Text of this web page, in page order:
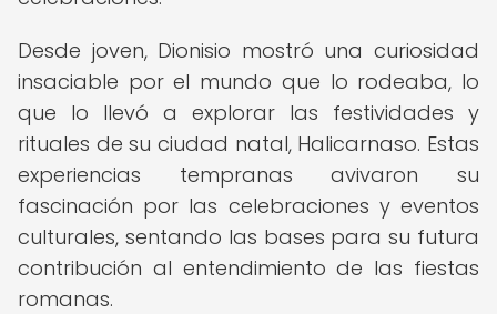
Desde joven, Dionisio mostró una curiosidad
insaciable por el mundo que lo rodeaba, lo
que lo llevó a explorar las festividades y
rituales de su ciudad natal, Halicarnaso. Estas
experiencias tempranas avivaron su
fascinación por las celebraciones y eventos
culturales, sentando las bases para su futura
contribución al entendimiento de las fiestas
romanas.